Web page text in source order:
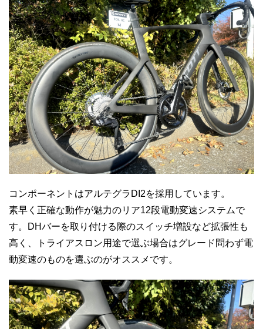
コンポーネントはアルテグラDI2を採用しています。
素早く正確な動作が魅力のリア12段電動変速システムで
す。DHバーを取り付ける際のスイッチ増設など拡張性も
高く、トライアスロン用途で選ぶ場合はグレード問わず電
動変速のものを選ぶのがオススメです。